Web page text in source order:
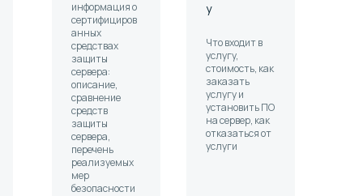
информация о
сертифициров
анных
средствах
защиты
сервера:
описание,
сравнение
средств
защиты
сервера,
перечень
реализуемых
мер
безопасности
y
Что входит в
услугу,
стоимость, как
заказать
услугу и
установить ПО
на сервер, как
отказаться от
услуги